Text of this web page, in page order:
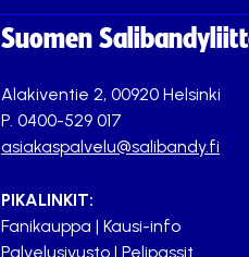
Suomen
Alakiventie 2, 00920 Helsinki
P. 0400-529 017
asiakaspalvelu@salibandy.fi
PIKALINKIT:
Fanikauppa | Kausi-info
Palvelusivusto | Pelipassit